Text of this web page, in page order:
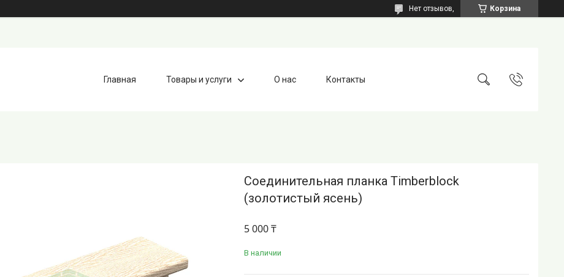
Корзина
Нет отзывов,
Главная Товары и услуги О нас Контакты
Соединительная планка Timberblock
(золотистый ясень)
5 000 ₸
В наличии